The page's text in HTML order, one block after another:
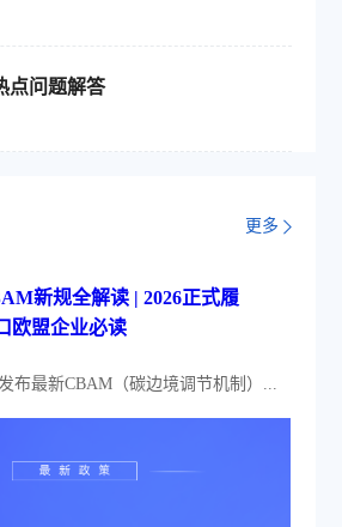
点问题解答
更多
新规全解读 | 2026正式履
欧盟企业必读
布最新CBAM（碳边境调节机制）...